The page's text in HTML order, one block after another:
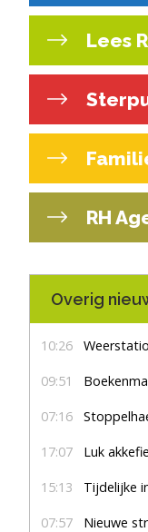
Lees
RH
Overig
10:26 Weerstation
09:51 Boekenmarkt
07:16
17:07 Luk
15:13 Tijdelijke
07:57 Nieuwe